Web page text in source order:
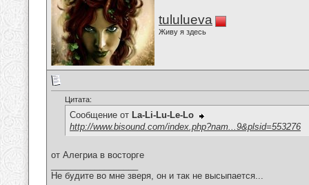
tululueva
Живу я здесь
Цитата:
Сообщение от La-Li-Lu-Le-Lo
http://www.bisound.com/index.php?nam...9&plsid=553276
от Алегриа в восторге
Не будите во мне зверя, он и так не высыпается...